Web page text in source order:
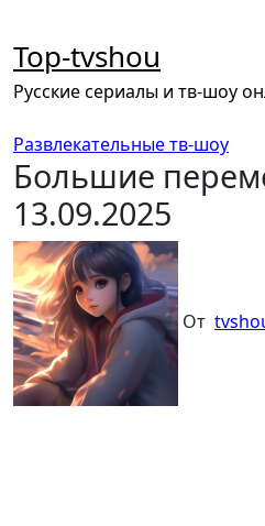
содержанию
Top-tvshou
Русские сериалы и тв-шоу
Развлекательные тв-шоу
Большие
13.09.2025
От